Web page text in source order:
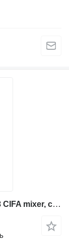
Cifa на шасси IVECO Trakker 380 12m3 CIFA mixer, cursor 13, manual gearbox, air cond